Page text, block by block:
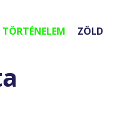
TÖRTÉNELEM ZÖLD